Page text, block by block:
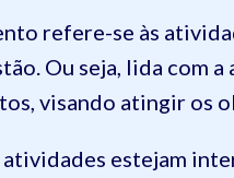
refere-se às
Ou seja, lida com
visando atingir os
atividades estejam